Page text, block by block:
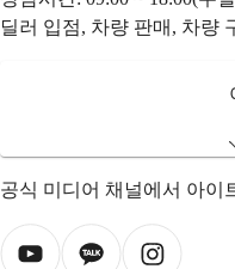
딜러 입점, 차량 판매, 차량
공식 미디어 채널에서 아이